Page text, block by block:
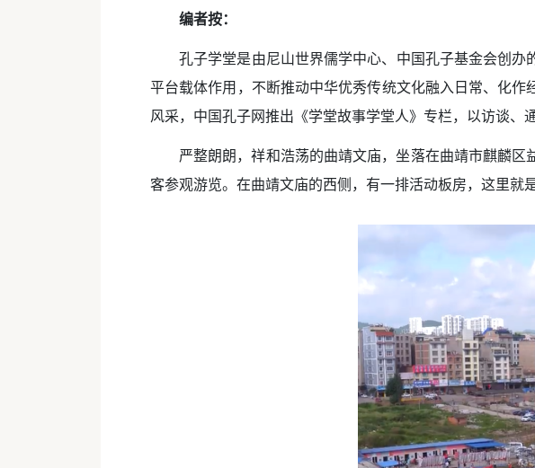
编者按：
孔子学堂是由尼山世界儒学中心、中国孔子基金会创
平台载体作用，不断推动中华优秀传统文化融入日常、化
风采，中国孔子网推出《学堂故事学堂人》专栏，以访谈、
严整朗朗，祥和浩荡的曲靖文庙，坐落在曲靖市麒麟
客参观游览。在曲靖文庙的西侧，有一排活动板房，这里就是